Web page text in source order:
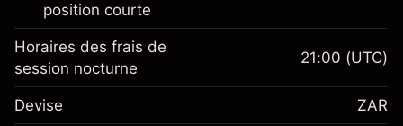
Marge. Votre
investissement
ZAR 1,000.00
position courte
Horaires des frais de
session nocturne
21:00 (UTC)
Devise ZAR